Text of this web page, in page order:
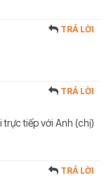
TRẢ LỜI
TRẢ LỜI
trực tiếp với Anh (chị)
TRẢ LỜI